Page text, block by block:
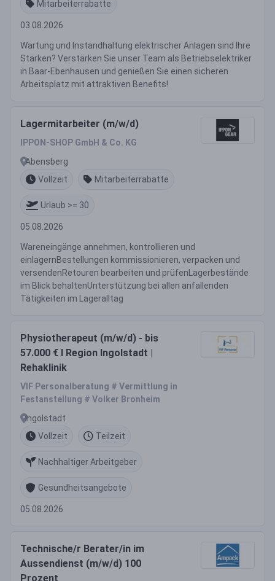
Mitarbeiterrabatte
03.08.2026
Wartung und Instandhaltung elektrischer Anlagen sind Ihre
Stärken? Verstärken Sie unser Team als Betriebselektriker
in Baar-Ebenhausen und genießen Sie einen sicheren
Arbeitsplatz mit attraktiven Benefits!
Lagermitarbeiter (m/w/d)
IPPON-SHOP GmbH & Co. KG
Abensberg
Vollzeit
Mitarbeiterrabatte
Urlaub >= 30
05.08.2026
Wareneingänge annehmen, kontrollieren und
einlagernBestellungen kommissionieren, verpacken und
versendenRetouren bearbeiten und prüfenLagerbestände
im Blick behaltenUnterstützung bei allen anfallenden
Tätigkeiten im Lageralltag
Physiotherapeut (m/w/d) - bis
57.000 € I Region Ingolstadt |
Rehaklinik
VIF Personalberatung # Vermittlung in
Festanstellung # Volker Bronheim
Ingolstadt
Vollzeit
Teilzeit
Nachhaltiger Arbeitgeber
Gesundheitsangebote
05.08.2026
Technische/r Berater/in im
Aussendienst (m/w/d) 100
Prozent